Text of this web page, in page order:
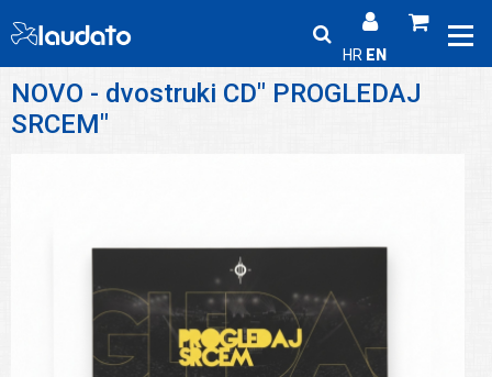
HR EN
NOVO - dvostruki CD" PROGLEDAJ
SRCEM"